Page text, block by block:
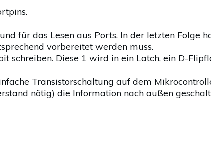
für das Lesen aus Ports. In der letzten Folge
vorbereitet werden muss.
schreiben. Diese 1 wird in ein Latch, ein D-
Transistorschaltung auf dem
nötig) die Information nach außen